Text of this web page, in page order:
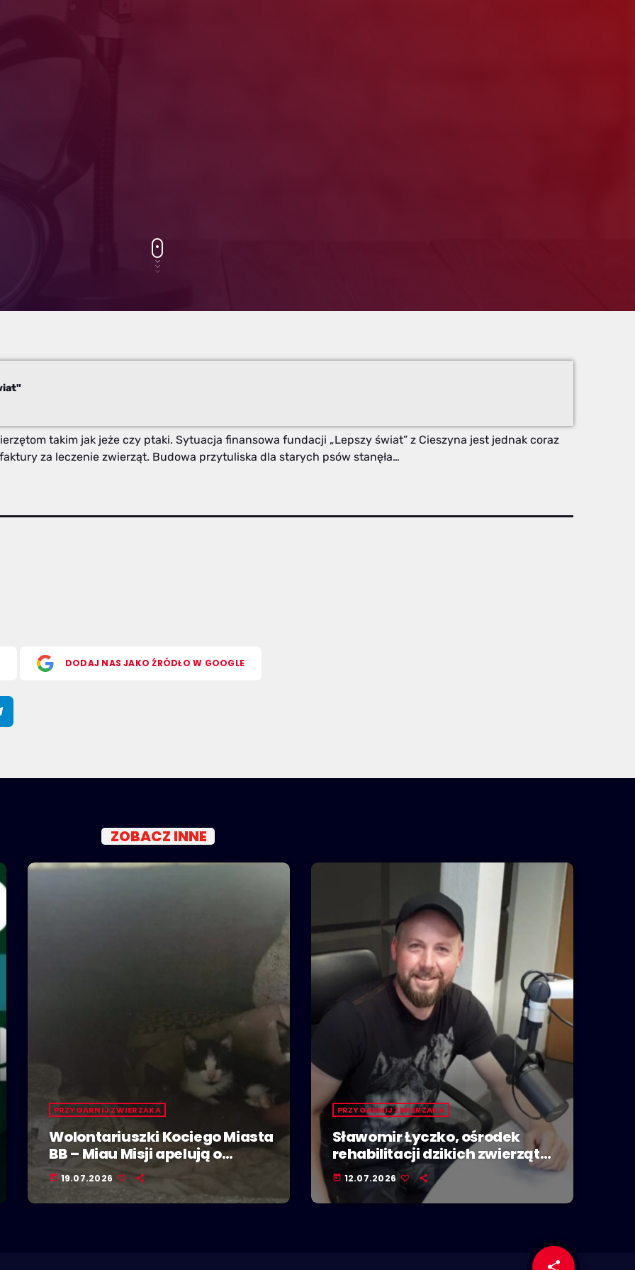
share
email
takim jak jeże czy ptaki. Sytuacja finansowa fundacji „Lepszy świat” z Cieszyna jest jednak coraz
za leczenie zwierząt. Budowa przytuliska dla starych psów stanęła…
DODAJ NAS JAKO ŹRÓDŁO W GOOGLE
ZOBACZ INNE
PRZYGARNIJ ZWIERZAKA
Wolontariuszki Kociego Miasta
BB – Miau Misji apelują o
adopcje kociąt
today 19.07.2026
PRZYGARNIJ ZWIERZAKA
Sławomir Łyczko, ośrodek
rehabilitacji dzikich zwierząt
Mysikrólik
today 12.07.2026